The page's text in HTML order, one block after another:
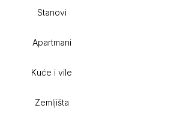
Stanovi
Apartmani
Kuće i vile
Zemljišta